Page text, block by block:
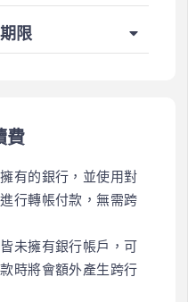
限
費
有的銀行，並使用對
行轉帳付款，無需跨
未擁有銀行帳戶，可
時將會額外產生跨行